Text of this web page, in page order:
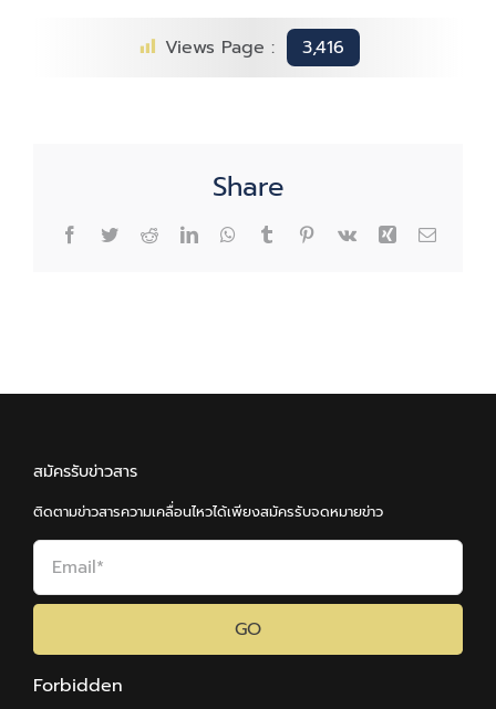
Views Page : 3,416
Share
Facebook
TwitterRedditLinkedInWhatsApp
TumblrPinterest
Vk Xing Email
สมัครรับข่าวสาร
ติดตามข่าวสารความเคลื่อนไหวได้เพียงสมัครรับจดหมายข่าว
GO
Forbidden